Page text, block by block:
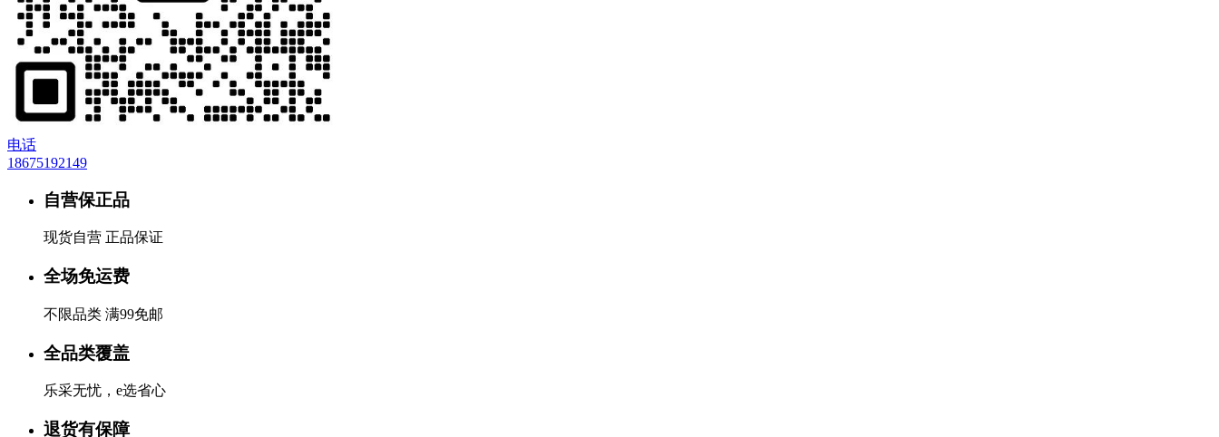
电话
18675192149
自营保正品
现货自营 正品保证
全场免运费
不限品类 满99免邮
全品类覆盖
乐采无忧，e选省心
退货有保障